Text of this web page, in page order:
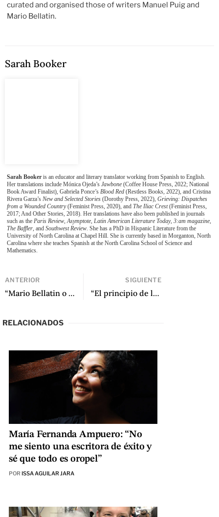
curated and organised those of writers Manuel Puig and
Mario Bellatin.
Sarah Booker
Sarah Booker is an educator and literary translator working from Spanish to English.
Her translations include Mónica Ojeda’sJawbone (Coffee House Press, 2022; National
Book Award Finalist), Gabriela Ponce’sBlood Red (Restless Books, 2022), and Cristina
Rivera Garza’sNew and Selected Stories (Dorothy Press, 2022),Grieving: Dispatches
from a Wounded Country(Feminist Press, 2020), andThe Iliac Crest(Feminist Press,
2017; And Other Stories, 2018). Her translations have also been published in journals
such as theParis Review,Asymptote,Latin American Literature Today,3:am magazine,
The Baffler, andSouthwest Review. She has a PhD in Hispanic Literature from the
University of North Carolina at Chapel Hill. She is currently based in Morganton, North
Carolina where she teaches Spanish at the North Carolina School of Science and
Mathematics.
ANTERIOR
“Mario Bellatin o los problemas de la fe (literaria)” de Delfina Cabrera
SIGUIENTE
“El principio de la incertidumbre. Sobre Shiki Nagaoka: una nariz de ficción” de João Paulo Cuenca
RELACIONADOS
María Fernanda Ampuero: “No
me siento una escritora de éxito y
sé que todo es oropel”
POR ISSA AGUILAR JARA